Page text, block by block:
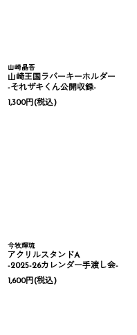
山崎晶吾
山崎王国ラバーキーホルダー
-それザキくん公開収録-
1,300円(税込)
今牧輝琉
アクリルスタンドA
-2025-26カレンダー手渡し会-
1,600円(税込)